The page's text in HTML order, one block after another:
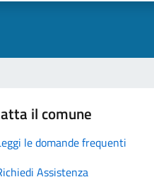
il comune
le domande frequenti
Assistenza